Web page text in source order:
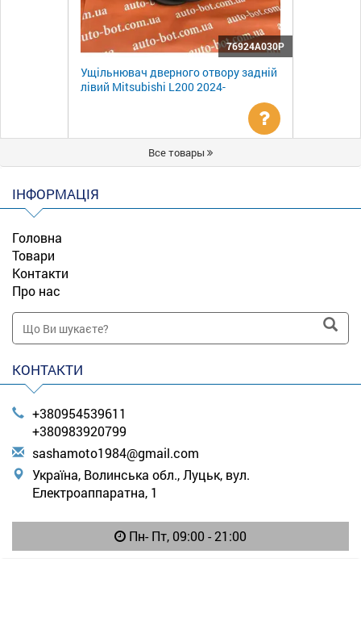
76924A030P
Ущільнювач дверного отвору задній
лівий Mitsubishi L200 2024-
Уточнити
ціну
Все товары
ІНФОРМАЦІЯ
Головна
Товари
Контакти
Про нас
КОНТАКТИ
+380954539611
+380983920799
sashamoto1984@gmail.com
Україна, Волинська обл., Луцьк, вул.
Електроаппаратна, 1
Пн- Пт, 09:00 - 21:00